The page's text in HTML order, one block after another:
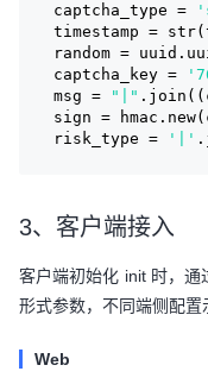
captcha_type =
timestamp =
random =
captcha_key =
msg =
"|"
sign =
risk_type =
'|'
3、客户端接入
客户端初始化 init 时，通
形式参数，不同端侧配置
Web